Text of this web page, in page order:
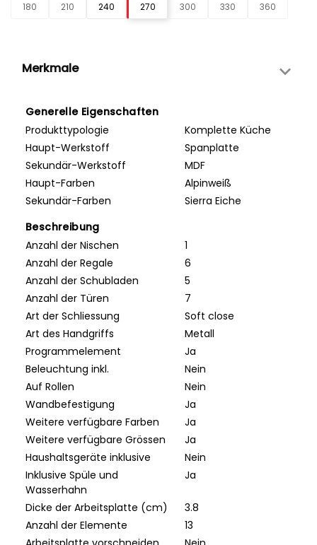
180 210 240 270 300 330 360
Merkmale
Generelle Eigenschaften
Produkttypologie
Komplette Küche
Haupt-Werkstoff
Spanplatte
Sekundär-Werkstoff
MDF
Haupt-Farben
Alpinweiß
Sekundär-Farben
Sierra Eiche
Beschreibung
Anzahl der Nischen
1
Anzahl der Regale
6
Anzahl der Schubladen
5
Anzahl der Türen
7
Art der Schliessung
Soft close
Art des Handgriffs
Metall
Programmelement
Ja
Beleuchtung inkl.
Nein
Auf Rollen
Nein
Wandbefestigung
Ja
Weitere verfügbare Farben
Ja
Weitere verfügbare Grössen
Ja
Haushaltsgeräte inklusive
Nein
Inklusive Spüle und
Wasserhahn
Ja
Dicke der Arbeitsplatte (cm)
3.8
Anzahl der Elemente
13